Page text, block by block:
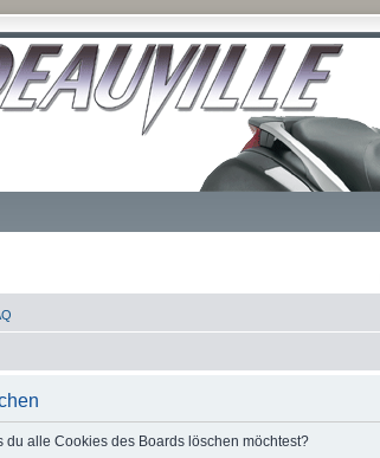
du alle Cookies des Boards löschen möchtest?